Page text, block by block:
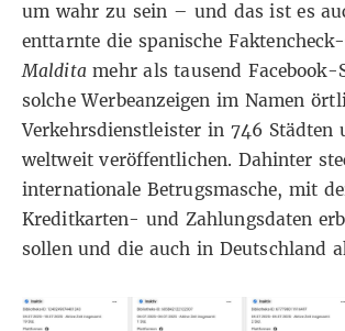
um wahr zu sein – und das ist es
enttarnte die spanische
Maldita mehr als tausend Facebook-
solche Werbeanzeigen im Namen
Verkehrsdienstleister in 746 Städten
weltweit veröffentlichen. Dahinter
internationale Betrugsmasche, mit
Kreditkarten- und Zahlungsdaten
sollen und die auch in Deutschland